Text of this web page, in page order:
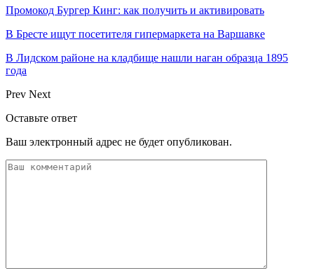
Промокод Бургер Кинг: как получить и активировать
В Бресте ищут посетителя гипермаркета на Варшавке
В Лидском районе на кладбище нашли наган образца 1895
года
Prev Next
Оставьте ответ
Ваш электронный адрес не будет опубликован.